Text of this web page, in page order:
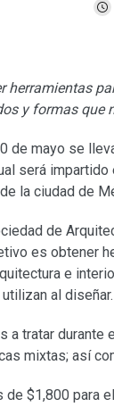
herramientas
y formas que
de mayo se
será impartido
la ciudad de
de
es obtener
e
al diseñar.
a tratar durante
mixtas; así
de $1,800 para